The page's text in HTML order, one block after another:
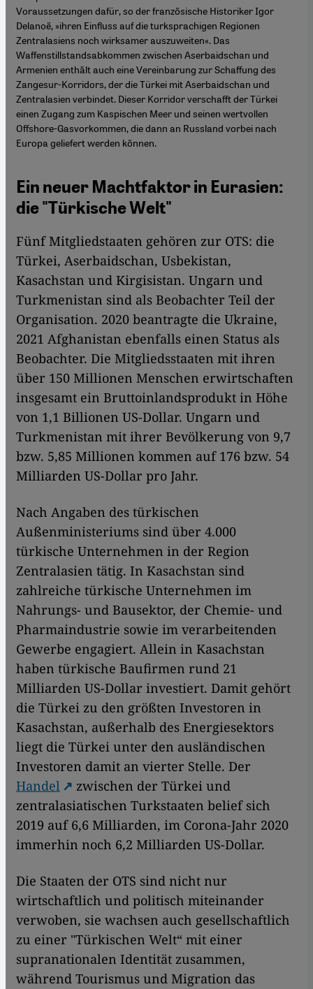
Voraussetzungen dafür, so der französische Historiker Igor
Delanoë, »ihren Einfluss auf die turksprachigen Regionen
Zentralasiens noch wirksamer auszuweiten«. Das
Waffenstillstandsabkommen zwischen Aserbaidschan und
Armenien enthält auch eine Vereinbarung zur Schaffung des
Zangesur-Korridors, der die Türkei mit Aserbaidschan und
Zentralasien verbindet. Dieser Korridor verschafft der Türkei
einen Zugang zum Kaspischen Meer und seinen wertvollen
Offshore-Gasvorkommen, die dann an Russland vorbei nach
Europa geliefert werden können.
Ein neuer Machtfaktor in Eurasien:
die "Türkische Welt"
Fünf Mitgliedstaaten gehören zur OTS: die
Türkei, Aserbaidschan, Usbekistan,
Kasachstan und Kirgisistan. Ungarn und
Turkmenistan sind als Beobachter Teil der
Organisation. 2020 beantragte die Ukraine,
2021 Afghanistan ebenfalls einen Status als
Beobachter. Die Mitgliedsstaaten mit ihren
über 150 Millionen Menschen erwirtschaften
insgesamt ein Bruttoinlandsprodukt in Höhe
von 1,1 Billionen US-Dollar. Ungarn und
Turkmenistan mit ihrer Bevölkerung von 9,7
bzw. 5,85 Millionen kommen auf 176 bzw. 54
Milliarden US-Dollar pro Jahr.
Nach Angaben des türkischen
Außenministeriums sind über 4.000
türkische Unternehmen in der Region
Zentralasien tätig. In Kasachstan sind
zahlreiche türkische Unternehmen im
Nahrungs- und Bausektor, der Chemie- und
Pharmaindustrie sowie im verarbeitenden
Gewerbe engagiert. Allein in Kasachstan
haben türkische Baufirmen rund 21
Milliarden US-Dollar investiert. Damit gehört
die Türkei zu den größten Investoren in
Kasachstan, außerhalb des Energiesektors
liegt die Türkei unter den ausländischen
Investoren damit an vierter Stelle. Der
Handel
zwischen der Türkei und
zentralasiatischen Turkstaaten belief sich
2019 auf 6,6 Milliarden, im Corona-Jahr 2020
immerhin noch 6,2 Milliarden US-Dollar.
Die Staaten der OTS sind nicht nur
wirtschaftlich und politisch miteinander
verwoben, sie wachsen auch gesellschaftlich
zu einer "Türkischen Welt“ mit einer
supranationalen Identität zusammen,
während Tourismus und Migration das